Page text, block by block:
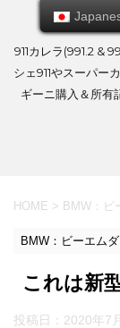
911カレラ(991.2 &
シェ911やスーパー
ギーニ購入＆所有
HOME > BMW：ビ
BMW：ビーエム
これは新
投稿日： 2020年7